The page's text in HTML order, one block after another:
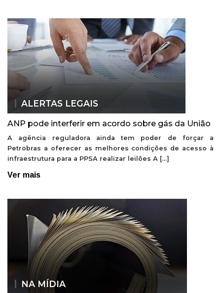
ALERTAS LEGAIS
ANP pode interferir em acordo sobre gás da União
A agência reguladora ainda tem poder de forçar a
Petrobras a oferecer as melhores condições de acesso à
infraestrutura para a PPSA realizar leilões A […]
Ver mais
NA MÍDIA